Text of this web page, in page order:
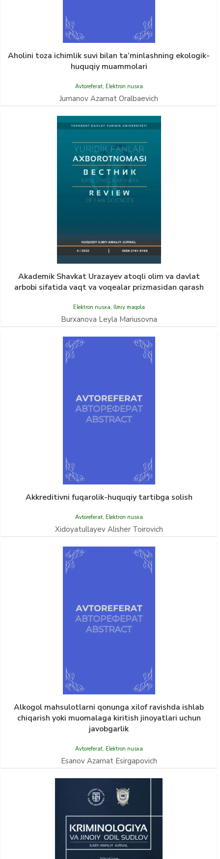
Aholini toza ichimlik suvi bilan ta’minlashning ekologik-
huquqiy muammolari
Avtoreferat, Elektron nusxa
Jumanov Azamat Oralbaevich
Akademik Shavkat Urazayev atoqli olim va davlat
arbobi sifatida vaqt va voqealar prizmasidan qarash
Elektron nusxa, Ilmiy maqola
Burxanova Leyla Mariusovna
Akkreditivni fuqarolik-huquqiy tartibga solish
Avtoreferat, Elektron nusxa
Xidoyatullayev Alisher Toirovich
Alkogol mahsulotlarni qonunga xilof ravishda ishlab
chiqarish yoki muomalaga kiritish jinoyatlari uchun
javobgarlik
Avtoreferat, Elektron nusxa
Esanov Azamat Esirgapovich